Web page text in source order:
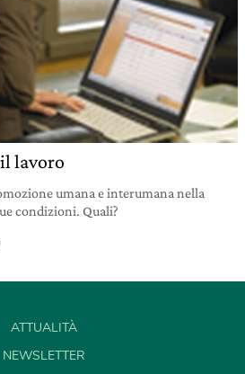
lavoro
umana e interumana nella
condizioni. Quali?
ATTUALITÀ
NEWSLETTER